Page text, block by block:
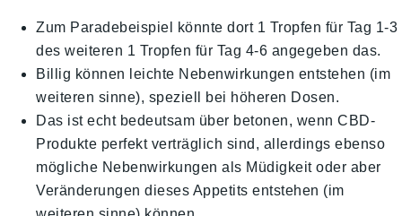
Zum Paradebeispiel könnte dort 1 Tropfen für Tag 1-3
des weiteren 1 Tropfen für Tag 4-6 angegeben das.
Billig können leichte Nebenwirkungen entstehen (im
weiteren sinne), speziell bei höheren Dosen.
Das ist echt bedeutsam über betonen, wenn CBD-
Produkte perfekt verträglich sind, allerdings ebenso
mögliche Nebenwirkungen als Müdigkeit oder aber
Veränderungen dieses Appetits entstehen (im